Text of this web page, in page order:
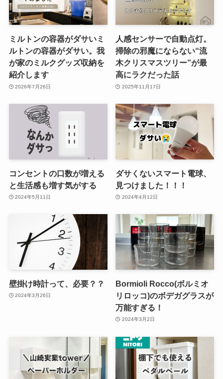
ミルトンの容器がダサいミ
ルトンの容器がダサい。我
が家のミルクグッズ収納を
紹介します
2026年7月26日
人感センサーで自動点灯。
掃除の邪魔にならない“流
木クリスマスツリー”が最
高にラクだった話
2025年11月17日
コンセントの口数が増える
と生活感も増す気がする
2024年5月11日
ダサくないスマート電球、
見つけました！！！
2024年4月12日
壁掛け時計って、必要？？
2024年3月26日
Bormioli Rocco(ボルミオ
リロッコ)のボデガグラスが
万能すぎる！
2024年3月2日